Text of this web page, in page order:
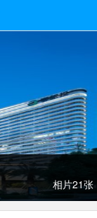
相片21张